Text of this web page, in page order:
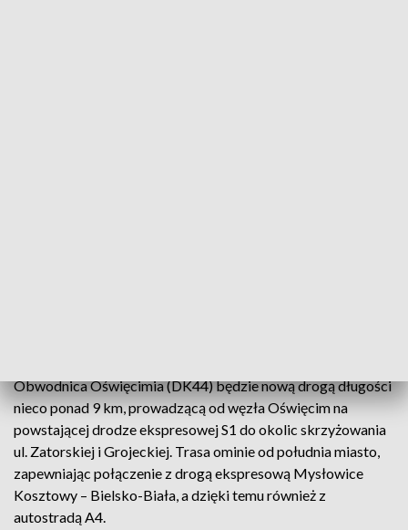
Obwodnica Oświęcimia (DK44) będzie nową drogą długości
nieco ponad 9 km, prowadzącą od węzła Oświęcim na
powstającej drodze ekspresowej S1 do okolic skrzyżowania
ul. Zatorskiej i Grojeckiej. Trasa ominie od południa miasto,
zapewniając połączenie z drogą ekspresową Mysłowice
Kosztowy – Bielsko-Biała, a dzięki temu również z
autostradą A4.